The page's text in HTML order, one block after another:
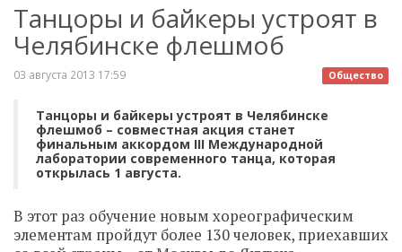
Танцоры и байкеры устроят в
Челябинске флешмоб
Общество
03 августа 2013 17:59
Танцоры и байкеры устроят в Челябинске
флешмоб – совместная акция станет
финальным аккордом III Международной
лаборатории современного танца, которая
открылась 1 августа.
В этот раз обучение новым хореографическим
элементам пройдут более 130 человек, приехавших